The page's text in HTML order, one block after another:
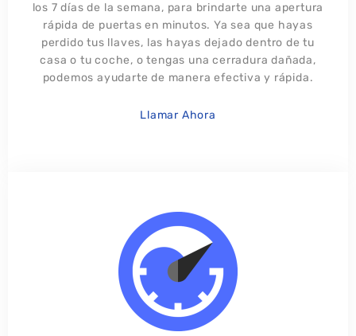
los 7 días de la semana, para brindarte una apertura
rápida de puertas en minutos. Ya sea que hayas
perdido tus llaves, las hayas dejado dentro de tu
casa o tu coche, o tengas una cerradura dañada,
podemos ayudarte de manera efectiva y rápida.
Llamar Ahora